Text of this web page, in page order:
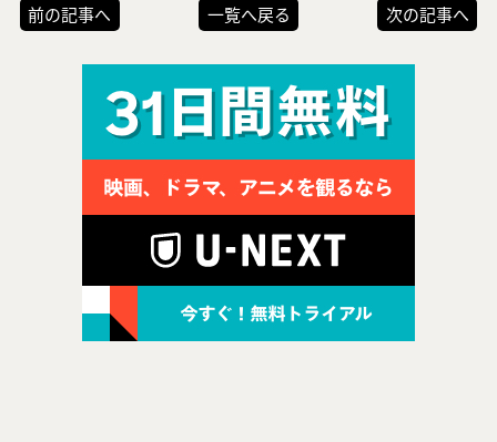
前の記事へ 一覧へ戻る 次の記事へ